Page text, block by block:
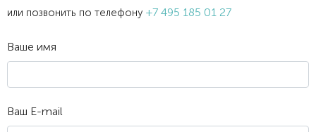
или позвонить по телефону +7 495 185 01 27
Ваше имя
Ваш E-mail